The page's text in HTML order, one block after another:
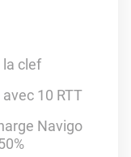
la clef
10 RTT
Navigo